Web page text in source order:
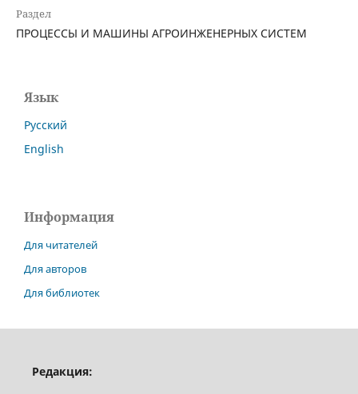
Раздел
ПРОЦЕССЫ И МАШИНЫ АГРОИНЖЕНЕРНЫХ СИСТЕМ
Язык
Русский
English
Информация
Для читателей
Для авторов
Для библиотек
Редакция: